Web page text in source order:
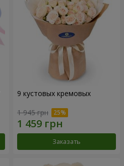
9 кустовых кремовых
1 945 грн
Заказать